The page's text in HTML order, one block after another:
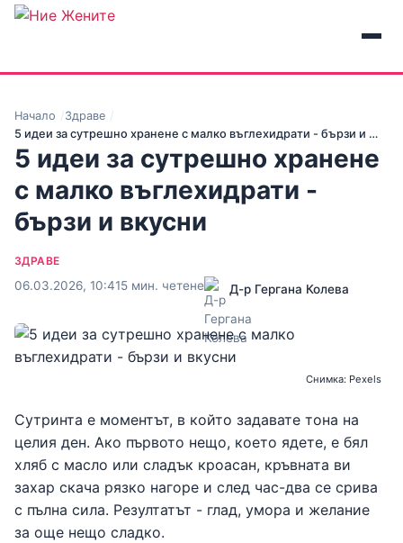
Начало
Здраве
5 идеи за сутрешно хранене с малко въглехидрати - бързи и …
5 идеи за сутрешно хранене
с малко въглехидрати -
бързи и вкусни
ЗДРАВЕ
06.03.2026, 10:415 мин. четене Д-р Гергана Колева
Снимка: Pexels
Сутринта е моментът, в който задавате тона на
целия ден. Ако първото нещо, което ядете, е бял
хляб с масло или сладък кроасан, кръвната ви
захар скача рязко нагоре и след час-два се срива
с пълна сила. Резултатът - глад, умора и желание
за още нещо сладко.